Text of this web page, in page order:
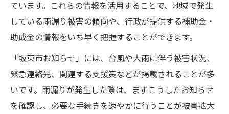
ています。これらの情報を活用することで、地域で発生
している雨漏り被害の傾向や、行政が提供する補助金・
助成金の情報をいち早く把握することができます。
「坂東市お知らせ」には、台風や大雨に伴う被害状況、
緊急連絡先、関連する支援策などが掲載されることが多
いです。雨漏りが発生した際は、まずこうしたお知らせ
を確認し、必要な手続きを速やかに行うことが被害拡大